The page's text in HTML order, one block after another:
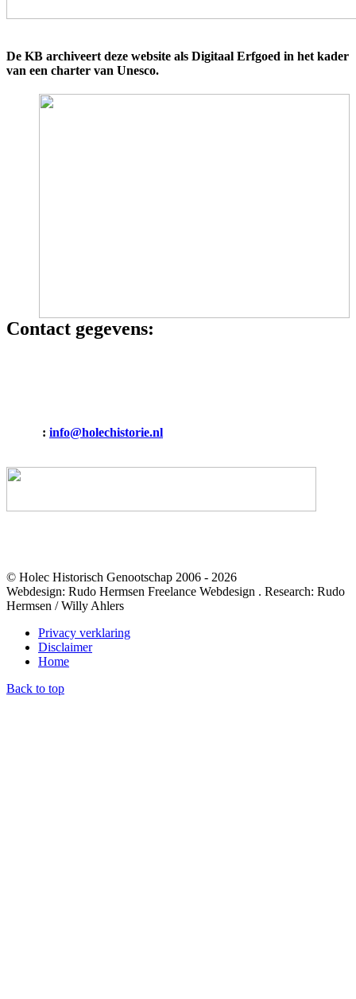
De KB archiveert deze website als Digitaal Erfgoed in het kader
van een charter van Unesco.
Contact gegevens:
: info@holechistorie.nl
© Holec Historisch Genootschap 2006 - 2026
Webdesign: Rudo Hermsen Freelance Webdesign . Research: Rudo
Hermsen / Willy Ahlers
Privacy verklaring
Disclaimer
Home
Back to top